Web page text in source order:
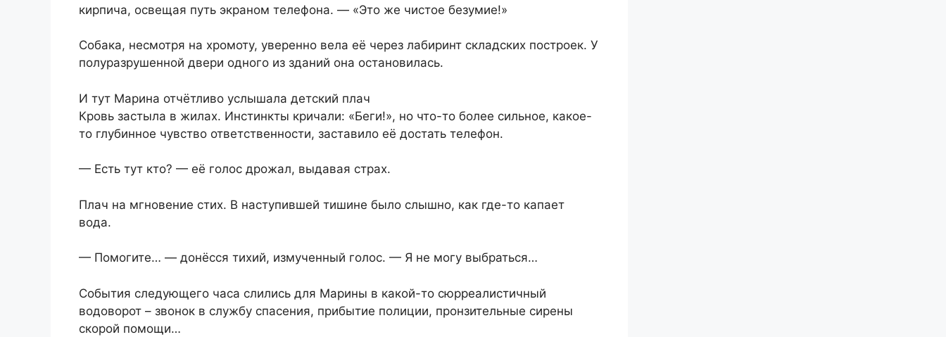
кирпича, освещая путь экраном телефона. — «Это же чистое безумие!»
Собака, несмотря на хромоту, уверенно вела её через лабиринт складских построек. У
полуразрушенной двери одного из зданий она остановилась.
И тут Марина отчётливо услышала детский плач
Кровь застыла в жилах. Инстинкты кричали: «Беги!», но что-то более сильное, какое-
то глубинное чувство ответственности, заставило её достать телефон.
— Есть тут кто? — её голос дрожал, выдавая страх.
Плач на мгновение стих. В наступившей тишине было слышно, как где-то капает
вода.
— Помогите… — донёсся тихий, измученный голос. — Я не могу выбраться…
События следующего часа слились для Марины в какой-то сюрреалистичный
водоворот – звонок в службу спасения, прибытие полиции, пронзительные сирены
скорой помощи…